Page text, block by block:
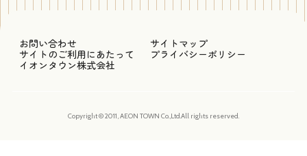
お問い合わせ
サイトマップ
サイトのご利用にあたって
プライバシーポリシー
イオンタウン株式会社
Copyright © 2011, AEON TOWN Co.,Ltd.All rights reserved.